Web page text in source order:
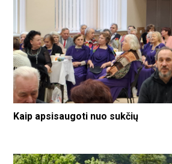
Kaip apsisaugoti nuo sukčių